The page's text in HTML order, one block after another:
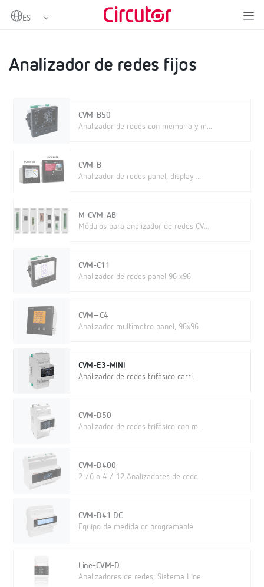
Home Medida y control
Analizadores de redes fijos
Analizador de redes fijos
CVM-B50
Analizador de redes con memoria y m...
CVM-B
Analizador de redes panel, display ...
M-CVM-AB
Módulos para analizador de redes CV...
CVM-C11
Analizador de redes panel 96 x96
CVM–C4
Analizador multímetro panel, 96x96
CVM-E3-MINI
Analizador de redes trifásico carri...
CVM-D50
Analizador de redes trifásico con m...
CVM-D400
2 /6 o 4 / 12 Analizadores de rede...
CVM-D41 DC
Equipo de medida cc programable
Line-CVM-D
Analizadores de redes, Sistema Line